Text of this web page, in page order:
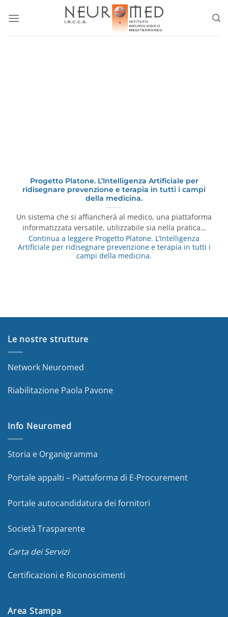
Progetto Platone. L’Intelligenza Artificiale per
ridisegnare prevenzione e terapia in tutti i campi
della medicina.
Un sistema che si affiancherà al medico, una piattaforma
informatizzata versatile, utilizzabile sia nella pratica…
Continua a leggere Progetto Platone. L’Intelligenza
Artificiale per ridisegnare prevenzione e terapia in tutti i
campi della medicina.
Le nostre strutture
Network Neuromed
Riabilitazione Paola Pavone
Info Neuromed
Storia e Organigramma
Portale appalti – Piattaforma di E-Procurement
Portale autocandidatura dei fornitori
Società Trasparente
Carta dei Servizi
Certificazioni e Riconoscimenti
Area Stampa